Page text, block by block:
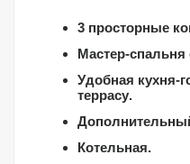
3 просторные
Мастер-
Удобная кухня-
террасу.
Котельная.